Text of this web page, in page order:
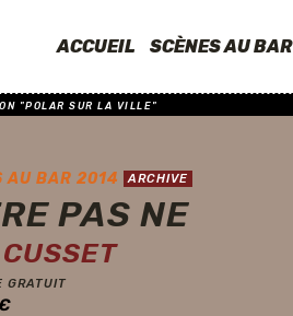
ACCUEIL SCÈNES AU BAR
"POLAR SUR LA VILLE"
AU BAR 2014 ARCHIVE
PAS NE
GRATUIT